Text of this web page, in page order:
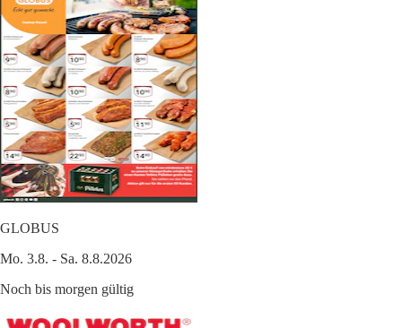
GLOBUS
Mo. 3.8. - Sa. 8.8.2026
Noch bis morgen gültig